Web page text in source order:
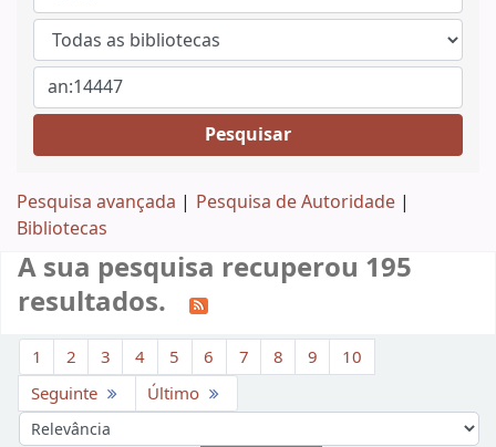
Pesquisar
Pesquisa avançada
Pesquisa de Autoridade
Bibliotecas
A sua pesquisa recuperou 195
resultados.
1 2 3 4 5 6 7 8 9
10
Seguinte
Último
Ordenar por: